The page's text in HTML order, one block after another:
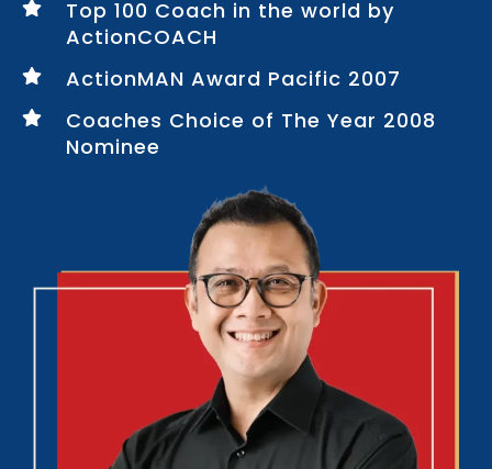
Top 100 Coach in the world by
ActionCOACH
ActionMAN Award Pacific 2007
Coaches Choice of The Year 2008
Nominee